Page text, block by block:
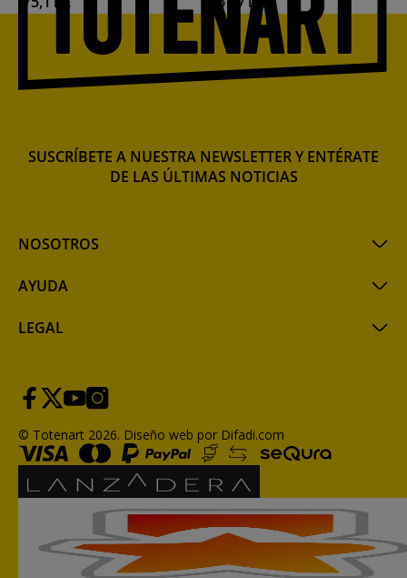
NOSOTROS
AYUDA
LEGAL
SUSCRÍBETE A NUESTRA NEWSLETTER Y ENTÉRATE
DE LAS ÚLTIMAS NOTICIAS
© Totenart 2026. Diseño web por Difadi.com